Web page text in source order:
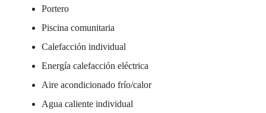
Portero
Piscina comunitaria
Calefacción individual
Energía calefacción eléctrica
Aire acondicionado frío/calor
Agua caliente individual